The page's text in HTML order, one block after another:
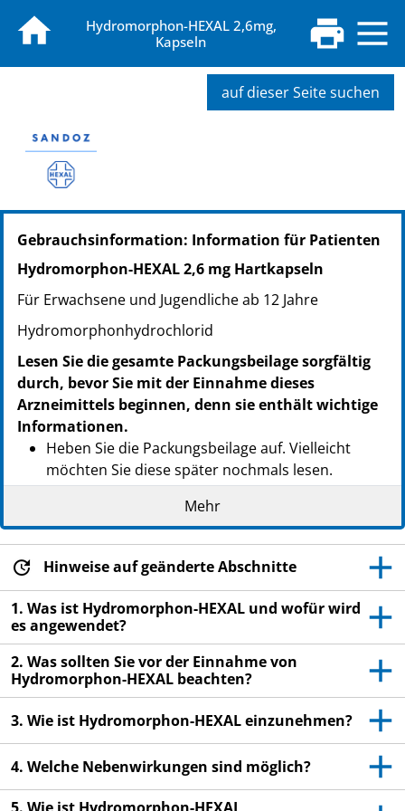
Hydromorphon-HEXAL 2,6mg,
Kapseln
auf dieser Seite suchen
PZN: 10524997
PPN: 111052499758
NTIN: 04150105249975
PPN: 111052501133
NTIN: 04150105250117
PZN: 10525028
PPN: 111052502823
NTIN: 04150105250285
Gebrauchsinformation: Information für Patienten
Hydromorphon-HEXAL 2,6 mg Hartkapseln
Für Erwachsene und Jugendliche ab 12 Jahre
Hydromorphonhydrochlorid
Lesen Sie die gesamte Packungsbeilage sorgfältig
durch, bevor Sie mit der Einnahme dieses
Arzneimittels beginnen, denn sie enthält wichtige
Informationen.
Heben Sie die Packungsbeilage auf. Vielleicht
möchten Sie diese später nochmals lesen.
Wenn Sie weitere Fragen haben, wenden Sie sich
an Ihren Arzt oder Apotheker.
verschrieben. Geben Sie es nicht an Dritte weiter.
Es kann anderen Menschen schaden, auch wenn
diese die gleichen Beschwerden haben wie Sie.
Wenn Sie Nebenwirkungen bemerken, wenden Sie
sich an Ihren Arzt oder Apotheker. Dies gilt auch
für Nebenwirkungen, die nicht in dieser
Packungsbeilage angegeben sind. Siehe Abschnitt
Mehr
Hinweise auf geänderte Abschnitte
1. Was ist Hydromorphon-HEXAL und wofür wird
es angewendet?
2. Was sollten Sie vor der Einnahme von
Hydromorphon-HEXAL beachten?
3. Wie ist Hydromorphon-HEXAL einzunehmen?
4. Welche Nebenwirkungen sind möglich?